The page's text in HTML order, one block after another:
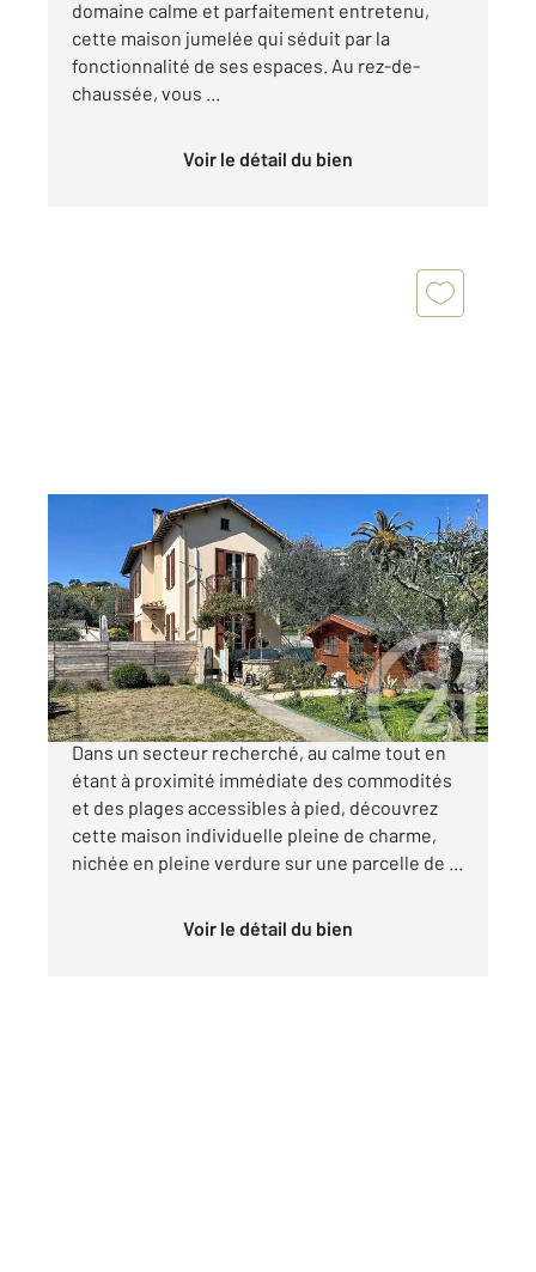
domaine calme et parfaitement entretenu,
cette maison jumelée qui séduit par la
fonctionnalité de ses espaces. Au rez-de-
chaussée, vous ...
Voir le détail du bien
CANNES LA BOCCA 06
, 5 pièces
Ref : 54135
Maison à vendre
499 000 €
CANNES LA BOCCA secteur pavillonnaire:
Dans un secteur recherché, au calme tout en
étant à proximité immédiate des commodités
et des plages accessibles à pied, découvrez
cette maison individuelle pleine de charme,
nichée en pleine verdure sur une parcelle de ...
Voir le détail du bien